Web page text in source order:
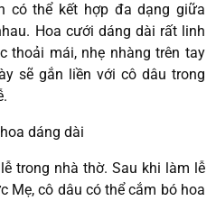
có thể kết hợp đa dạng giữa
Hoa cưới dáng dài rất linh
thoải mái, nhẹ nhàng trên tay
sẽ gắn liền với cô dâu trong
dáng dài
trong nhà thờ. Sau khi làm lễ
Mẹ, cô dâu có thể cắm bó hoa